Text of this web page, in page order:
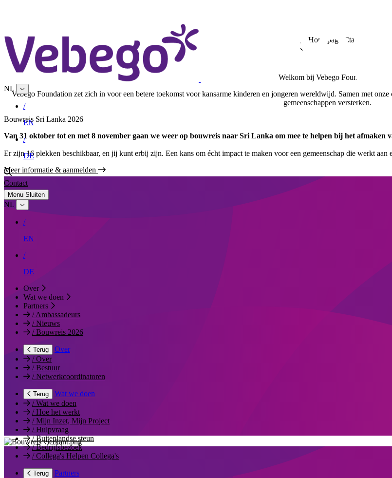
NL
/
EN
/
DE
Contact
Menu Sluiten
NL
/
EN
/
DE
Over
Wat we doen
Partners
/Ambassadeurs
/Nieuws
/Bouwreis 2026
Terug
Over
/Over
/Bestuur
/Netwerkcoordinatoren
Terug
Wat we doen
/Wat we doen
/Hoe het werkt
/Mijn Inzet, Mijn Project
/Hulpvraag
/Buitenlandse steun
/Bedrijfsbezoek
/Collega's Helpen Collega's
Terug
Partners
Welkom bij Vebego Foundation
Vebego Foundation zet zich in voor een betere toekomst voor kansarme kinderen en jongeren wereldwijd. Samen met
gemeenschappen versterken.
Bouwreis Sri Lanka 2026
Van 31 oktober tot en met 8 november gaan we weer op bouwreis naar Sri Lanka om mee te helpen bij het afmaken
Er zijn 16 plekken beschikbaar, en jij kunt erbij zijn. Een kans om écht impact te maken voor een gemeenschap die werkt aan
Meer informatie & aanmelden